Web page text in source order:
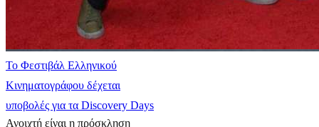
Το Φεστιβάλ Ελληνικού
Κινηματογράφου δέχεται
υποβολές για τα Discovery Days
Ανοιχτή είναι η πρόσκληση